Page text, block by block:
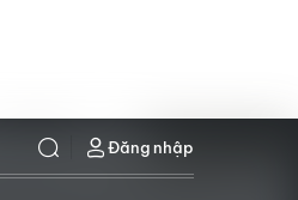
Đăng nhập